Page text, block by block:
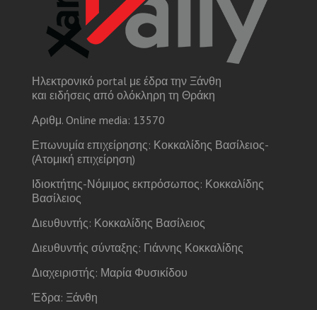
Ηλεκτρονικό portal με έδρα την Ξάνθη
και ειδήσεις από ολόκληρη τη Θράκη
Αριθμ. Online media: 13570
Επωνυμία επιχείρησης: Κοκκαλίδης Βασίλειος-
(Ατομική επιχείρηση)
Ιδιοκτήτης-Νόμιμος εκπρόσωπος: Κοκκαλίδης
Βασίλειος
Διευθυντής: Κοκκαλίδης Βασίλειος
Διευθυντής σύνταξης: Γιάννης Κοκκαλίδης
Διαχειριστής: Μαρία Φυσικίδου
Έδρα: Ξάνθη